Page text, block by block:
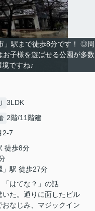
」駅まで徒歩8分です！ ◎周
子様を遊ばせる公園が多数
ですね♪
3LDK
2階/11階建
2-7
徒歩8分
」駅 徒歩27分
はてな？」の話
た。通りに面したビル
なじみ、マジックイン